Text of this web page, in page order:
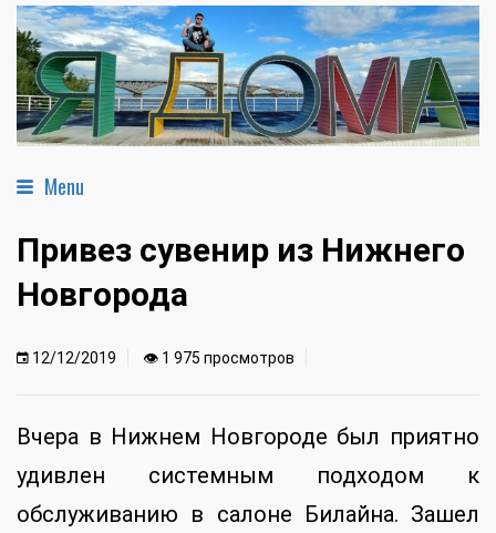
Menu
Привез сувенир из Нижнего
Новгорода
12/12/2019 👁 1 975 просмотров
Вчера в Нижнем Новгороде был приятно
удивлен системным подходом к
обслуживанию в салоне Билайна. Зашел